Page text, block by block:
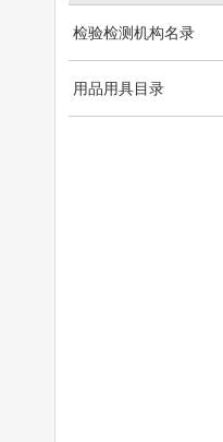
检验检测机构名录
用品用具目录